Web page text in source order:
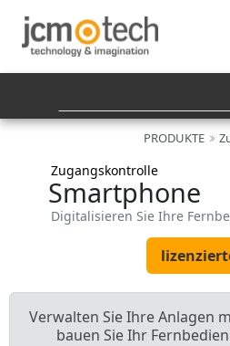
PRODUKTE
Zugangskontrolle
Smartphone
Digitalisieren Sie Ihre
Verwalten Sie Ihre Anlagen
bauen Sie Ihr